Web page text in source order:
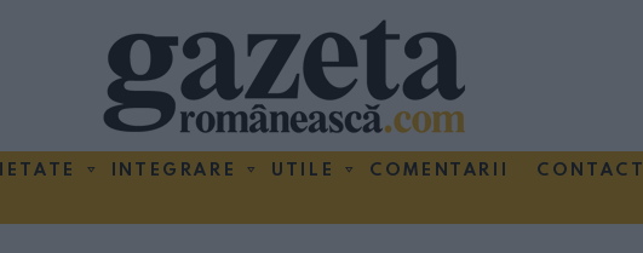
INTEGRARE UTILE COMENTARII CONTACT